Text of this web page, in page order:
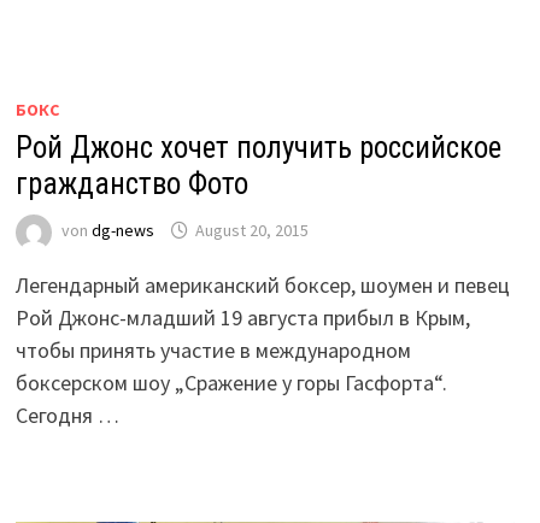
БОКС
Рой Джонс хочет получить российское
гражданство Фото
von dg-news August 20, 2015
Легендарный американский боксер, шоумен и певец
Рой Джонс-младший 19 августа прибыл в Крым,
чтобы принять участие в международном
боксерском шоу „Сражение у горы Гасфорта“.
Сегодня …